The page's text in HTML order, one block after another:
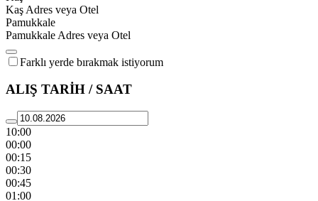
Kaş Adres veya Otel
Pamukkale
Pamukkale Adres veya Otel
Farklı yerde bırakmak istiyorum
ALIŞ TARİH / SAAT
10:00
00:00
00:15
00:30
00:45
01:00